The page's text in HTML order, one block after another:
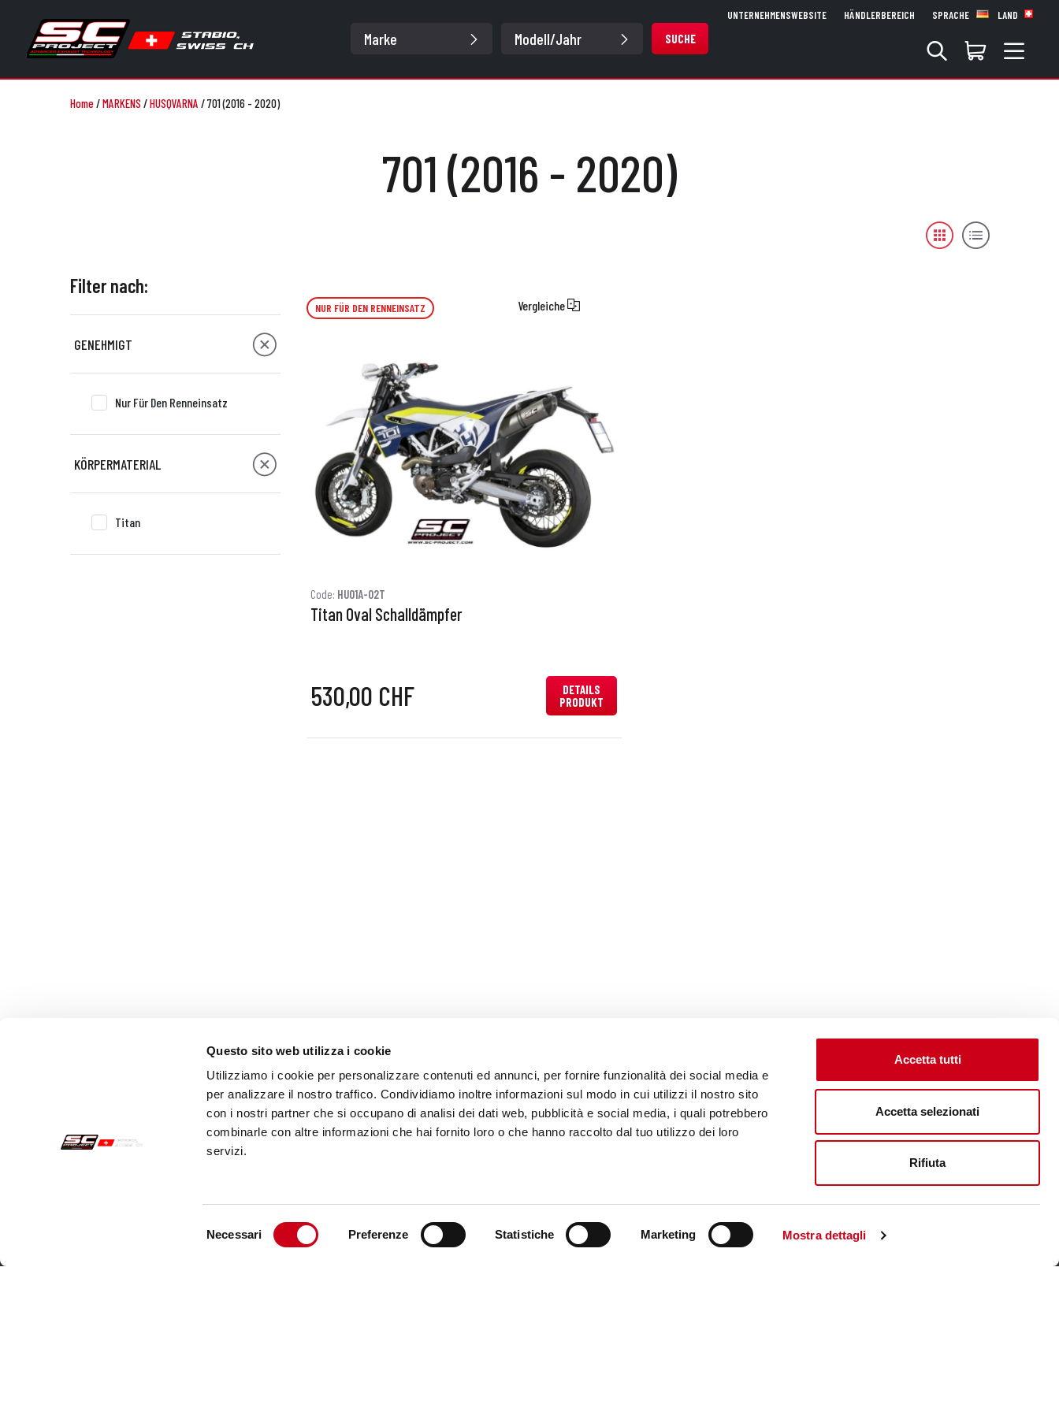
Questo sito web utilizza i cookie
Utilizziamo i cookie per personalizzare contenuti ed annunci, per fornire funzionalità dei social media e
per analizzare il nostro traffico. Condividiamo inoltre informazioni sul modo in cui utilizzi il nostro sito
con i nostri partner che si occupano di analisi dei dati web, pubblicità e social media, i quali potrebbero
combinarle con altre informazioni che hai fornito loro o che hanno raccolto dal tuo utilizzo dei loro
servizi.
Necessari Preferenze Statistiche Marketing Mostra dettagli
Accetta tutti
Accetta selezionati
Rifiuta
SUCHE
UNTERNEHMENSWEBSITE HÄNDLERBEREICH SPRACHE LAND
Home/MARKENS /HUSQVARNA /701 (2016 - 2020)
701 (2016 - 2020)
Filter nach:
GENEHMIGT
Nur Für Den Renneinsatz
KÖRPERMATERIAL
Titan
NUR FÜR DEN RENNEINSATZ Vergleiche
Code: HU01A-02T
Titan Oval Schalldämpfer
530,00 CHF
DETAILS
PRODUKT
Kundendienst Follow us